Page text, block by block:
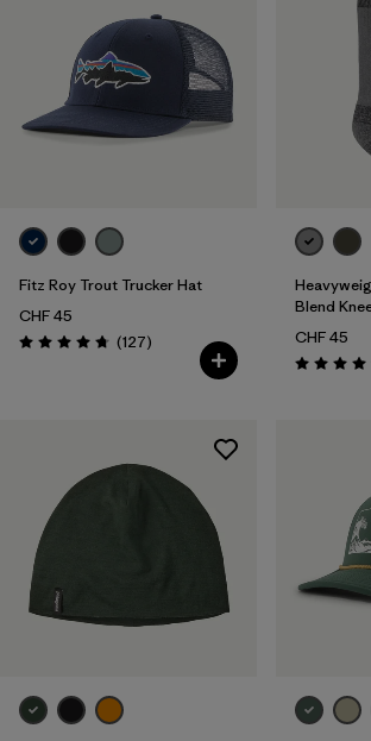
Taille Unique (5)
Filtrer par
Coupe
Fitz Roy Trout Trucker Hat
CHF 45
Évaluation: 4.8 / 5
(127Avis
)
Blend
CHF 45